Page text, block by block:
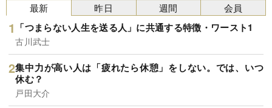
最新
「つまらない人生を送る人」に共通する特徴・ワースト1
古川武士
集中力が高い人は「疲れたら休憩」をしない。では、いつ
休む？
戸田大介
昨日 週間 会員